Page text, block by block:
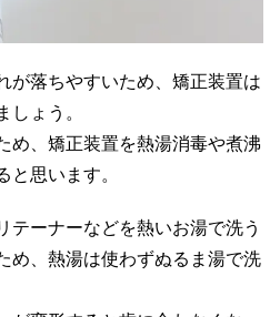
が落ちやすいため、矯正装置は
ょう。
め、矯正装置を熱湯消毒や煮沸
思います。
テーナーなどを熱いお湯で洗う
め、熱湯は使わずぬるま湯で洗